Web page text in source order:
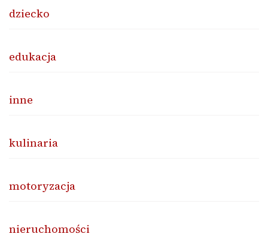
dziecko
edukacja
inne
kulinaria
motoryzacja
nieruchomości